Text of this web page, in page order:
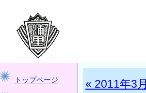
トップページ « 2011年3月